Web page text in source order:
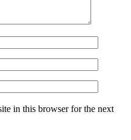
in this browser for the next